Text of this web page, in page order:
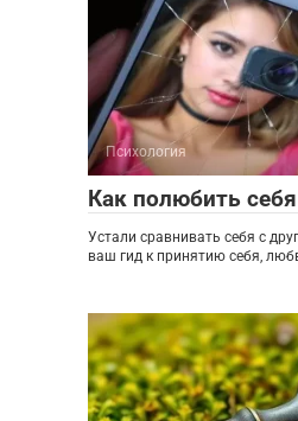
Психология
Как полюбить
Устали сравнивать себя с
ваш гид к принятию себя,